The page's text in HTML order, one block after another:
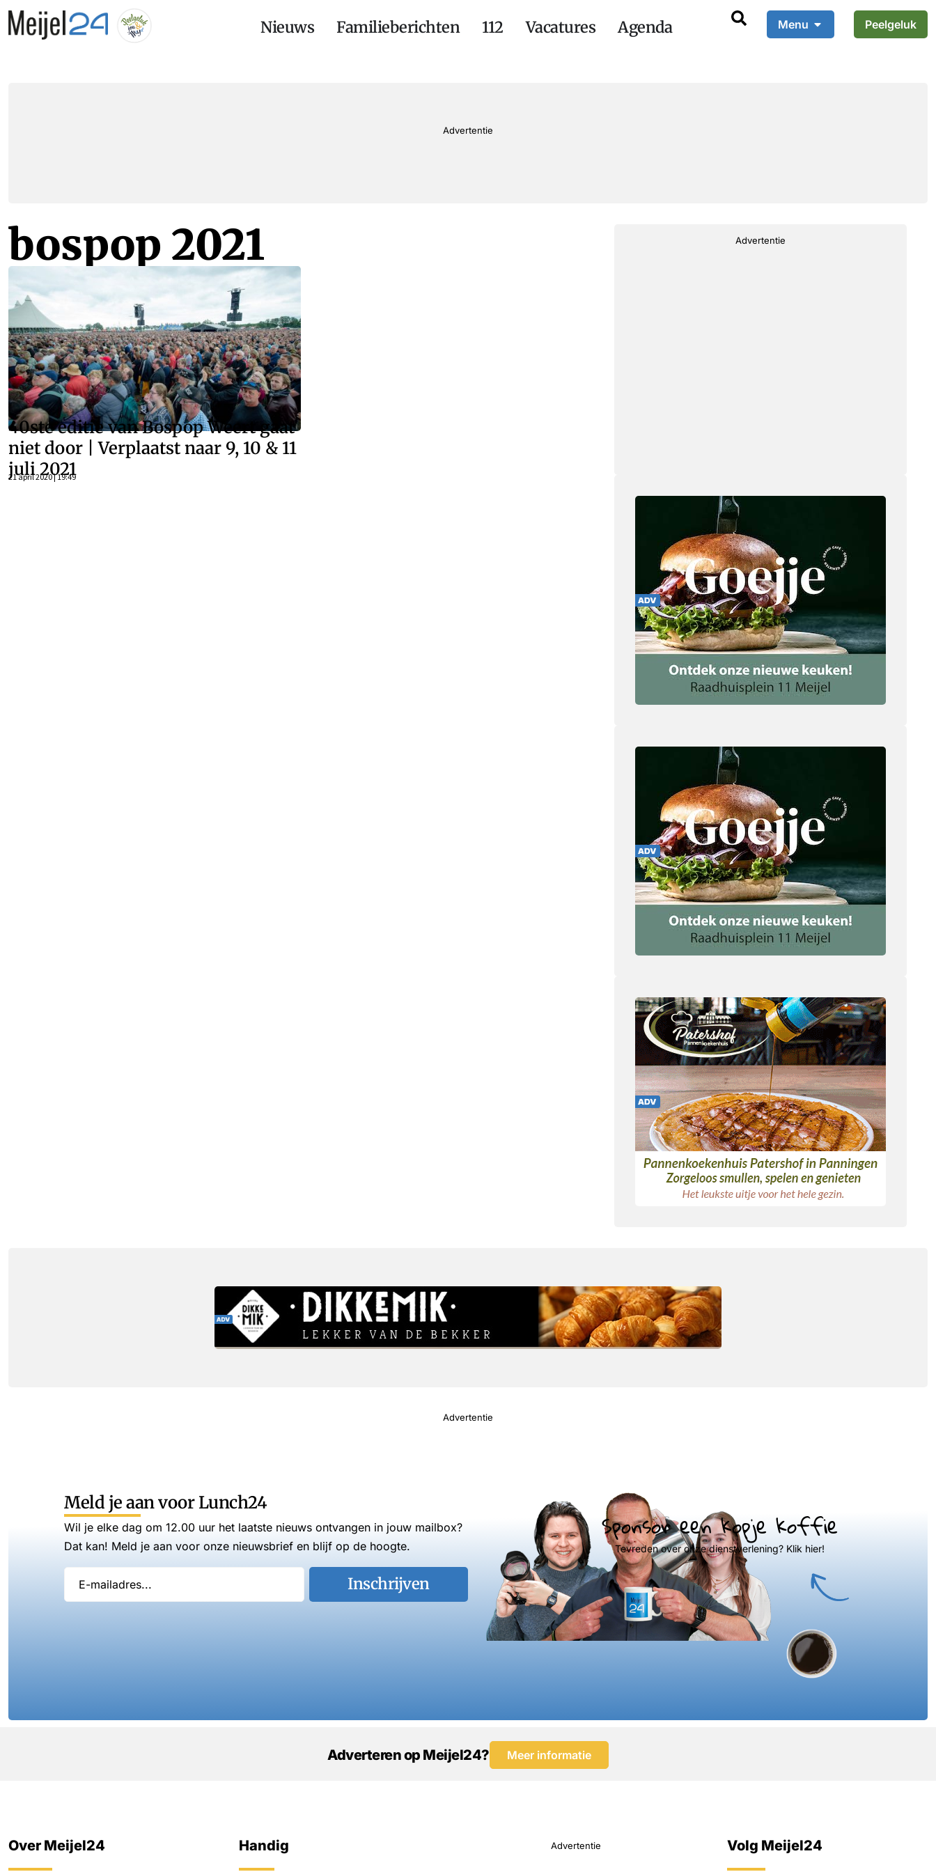
Nieuws Familieberichten 112 Vacatures Agenda Menu Peelgeluk
Advertentie
bospop 2021
40ste editie van Bospop Weert gaat
niet door | Verplaatst naar 9, 10 & 11
juli 2021
21 april 2020 | 19:49
Advertentie
Advertentie
Meld je aan voor Lunch24
Wil je elke dag om 12.00 uur het laatste nieuws ontvangen in jouw mailbox?
Dat kan! Meld je aan voor onze nieuwsbrief en blijf op de hoogte.
Inschrijven
Sponsor een kopje koffie
Tevreden over onze dienstverlening? Klik hier!
Adverteren op Meijel24? Meer informatie
Over Meijel24 Handig Advertentie Volg Meijel24